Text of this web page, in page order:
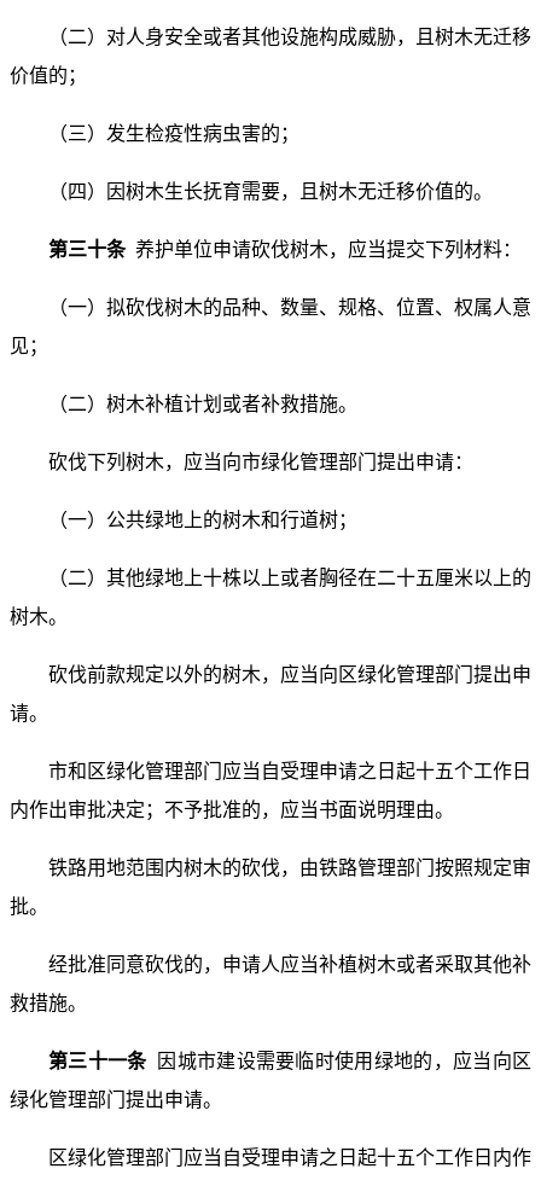
（二）对人身安全或者其他设施构成威胁，且树木无迁移
价值的；
（三）发生检疫性病虫害的；
（四）因树木生长抚育需要，且树木无迁移价值的。
第三十条 养护单位申请砍伐树木，应当提交下列材料：
（一）拟砍伐树木的品种、数量、规格、位置、权属人意
见；
（二）树木补植计划或者补救措施。
砍伐下列树木，应当向市绿化管理部门提出申请：
（一）公共绿地上的树木和行道树；
（二）其他绿地上十株以上或者胸径在二十五厘米以上的
树木。
砍伐前款规定以外的树木，应当向区绿化管理部门提出申
请。
市和区绿化管理部门应当自受理申请之日起十五个工作日
内作出审批决定；不予批准的，应当书面说明理由。
铁路用地范围内树木的砍伐，由铁路管理部门按照规定审
批。
经批准同意砍伐的，申请人应当补植树木或者采取其他补
救措施。
第三十一条
因城市建设需要临时使用绿地的，应当向区
绿化管理部门提出申请。
区绿化管理部门应当自受理申请之日起十五个工作日内作